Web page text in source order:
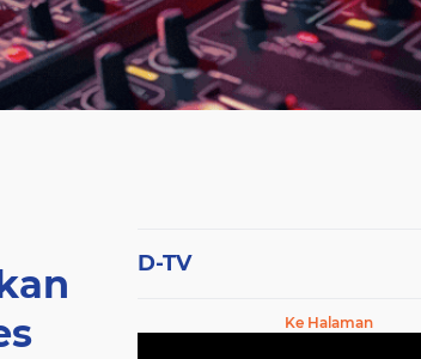
D-TV
Ke Halaman